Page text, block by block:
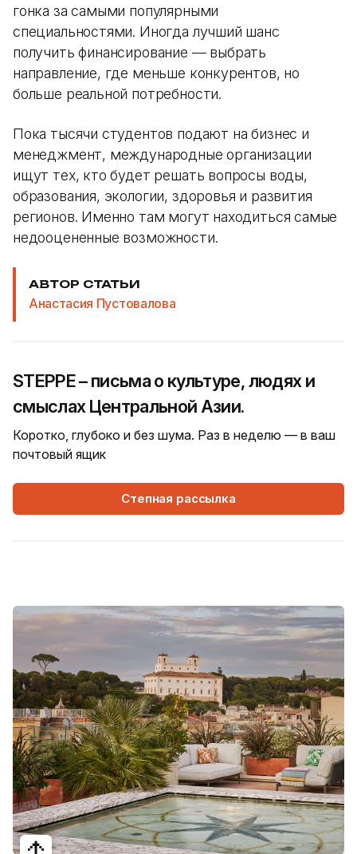
гонка за самыми популярными
специальностями. Иногда лучший шанс
получить финансирование — выбрать
направление, где меньше конкурентов, но
больше реальной потребности.
Пока тысячи студентов подают на бизнес и
менеджмент, международные организации
ищут тех, кто будет решать вопросы воды,
образования, экологии, здоровья и развития
регионов. Именно там могут находиться самые
недооцененные возможности.
АВТОР СТАТЬИ
Анастасия Пустовалова
STEPPE – письма о культуре, людях и
смыслах Центральной Азии.
Коротко, глубоко и без шума. Раз в неделю — в ваш
почтовый ящик
Степная рассылка